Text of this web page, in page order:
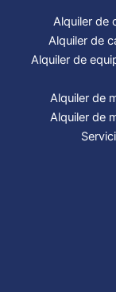
Alquiler de
Alquiler de
Alquiler de
Alquiler de
Alquiler de